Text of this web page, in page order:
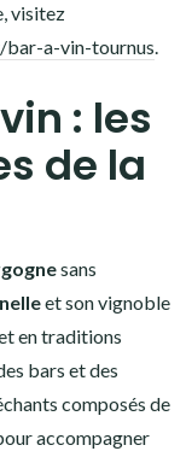
visitez
a-vin-tournus.
: les
de la
sans
et son vignoble
en traditions
bars et des
composés de
accompagner